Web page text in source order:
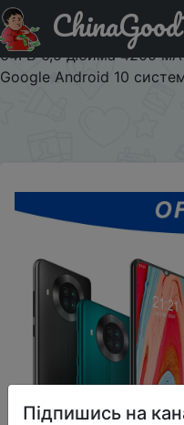
Промокод на знижку $3/
Camera смартфон
64ГБ 6,5 дюйма 4200
Google Android 10
Підпишись на